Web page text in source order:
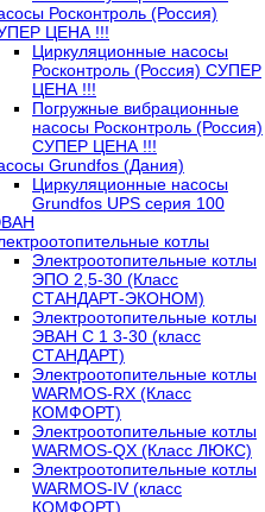
Росконтроль (Россия)
ЦЕНА !!!
Циркуляционные насосы
Росконтроль (Россия) СУПЕР
ЦЕНА !!!
Погружные вибрационные
насосы Росконтроль (Россия)
СУПЕР ЦЕНА !!!
Grundfos (Дания)
Циркуляционные насосы
Grundfos UPS серия 100
котлы
Электроотопительные котлы
ЭПО 2,5-30 (Класс
СТАНДАРТ-ЭКОНОМ)
Электроотопительные котлы
ЭВАН С 1 3-30 (класс
СТАНДАРТ)
Электроотопительные котлы
WARMOS-RX (Класс
КОМФОРТ)
Электроотопительные котлы
WARMOS-QX (Класс ЛЮКС)
Электроотопительные котлы
WARMOS-IV (класс
КОМФОРТ)